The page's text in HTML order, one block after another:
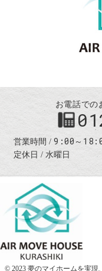
お電話での
営業時間 9:00～
定休日 水曜日
© 2023 夢のマイホームを実現、